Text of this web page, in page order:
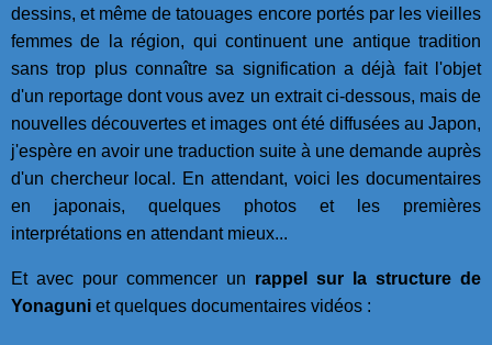
dessins, et même de tatouages encore portés par les vieilles
femmes de la région, qui continuent une antique tradition
sans trop plus connaître sa signification a déjà fait l'objet
d'un reportage dont vous avez un extrait ci-dessous, mais de
nouvelles découvertes et images ont été diffusées au Japon,
j'espère en avoir une traduction suite à une demande auprès
d'un chercheur local. En attendant, voici les documentaires
en japonais, quelques photos et les premières
interprétations en attendant mieux...
Et avec pour commencer un rappel sur la structure de
Yonaguni et quelques documentaires vidéos :